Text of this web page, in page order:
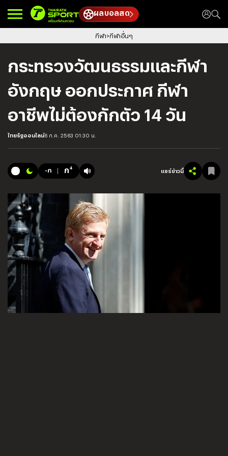
ผลบอลสด
กีฬา กีฬาอื่นๆ
กระทรวงวัฒนธรรมและกีฬา
อังกฤษ ออกประกาศ กีฬา
อาชีพไม่ต้องกักตัว 14 วัน
ไทยรัฐออนไลน์6 ก.ค. 2563 01:30 น.
-ก ก+ แชร์ข่าวนี้